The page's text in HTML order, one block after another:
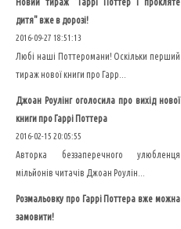
дитя" вже в дорозі!
2016-09-27 18:51:13
Любі наші Поттеромани! Оскільки перший
тираж нової книги про Гарр...
Джоан Роулінг оголосила про вихід нової
книги про Гаррі Поттера
2016-02-15 20:05:55
Авторка беззаперечного улюбленця
мільйонів читачів Джоан Роулін...
Розмальовку про Гаррі Поттера вже можна
замовити!